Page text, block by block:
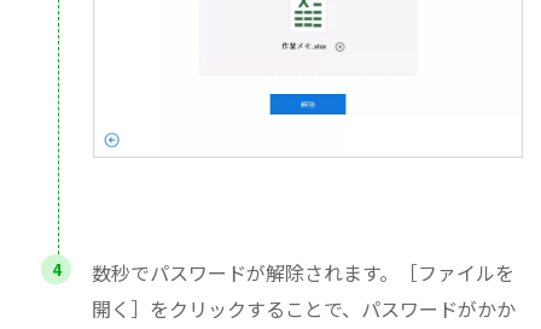
数秒でパスワードが解除されます。［ファイルを
開く］をクリックすることで、パスワードがかか